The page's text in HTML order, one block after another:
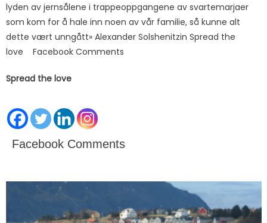
lyden av jernsålene i trappeoppgangene av svartemarjaer
som kom for å hale inn noen av vår familie, så kunne alt
dette vært unngått» Alexander Solshenitzin Spread the
love Facebook Comments
Spread the love
Facebook Comments